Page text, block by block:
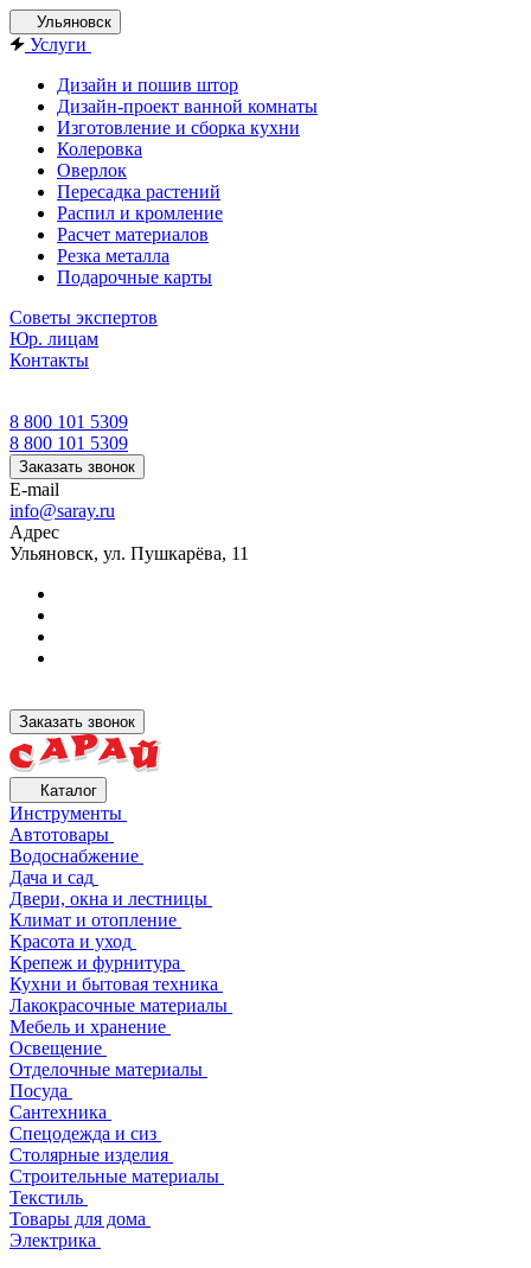
Ульяновск
Услуги
Дизайн и пошив штор
Дизайн-проект ванной комнаты
Изготовление и сборка кухни
Колеровка
Оверлок
Пересадка растений
Распил и кромление
Расчет материалов
Резка металла
Подарочные карты
Советы экспертов
Юр. лицам
Контакты
8 800 101 5309
8 800 101 5309
Заказать звонок
E-mail
info@saray.ru
Адрес
Ульяновск, ул. Пушкарёва, 11
Заказать звонок
Каталог
Инструменты
Автотовары
Водоснабжение
Дача и сад
Двери, окна и лестницы
Климат и отопление
Красота и уход
Крепеж и фурнитура
Кухни и бытовая техника
Лакокрасочные материалы
Мебель и хранение
Освещение
Отделочные материалы
Посуда
Сантехника
Спецодежда и сиз
Столярные изделия
Строительные материалы
Текстиль
Товары для дома
Электрика